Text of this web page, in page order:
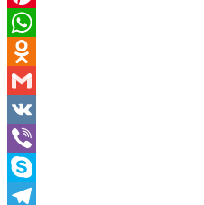
Pinterest
WhatsApp
Odnoklassniki
Gmail
VK
Viber
Skype